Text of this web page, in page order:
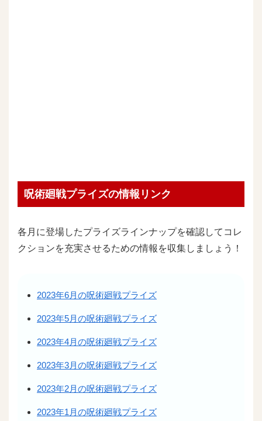
呪術廻戦プライズの情報リンク
各月に登場したプライズラインナップを確認してコレ
クションを充実させるための情報を収集しましょう！
2023年6月の呪術廻戦プライズ
2023年5月の呪術廻戦プライズ
2023年4月の呪術廻戦プライズ
2023年3月の呪術廻戦プライズ
2023年2月の呪術廻戦プライズ
2023年1月の呪術廻戦プライズ